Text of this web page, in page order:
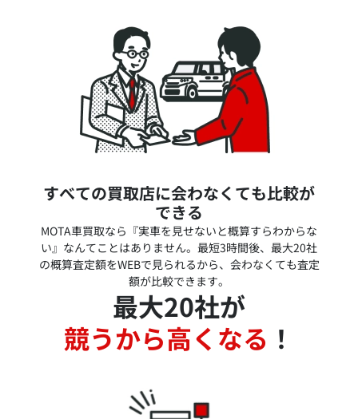
すべての買取店に会わなくても比較が
できる
MOTA車買取なら『実車を見せないと概算すらわからな
い』なんてことはありません。最短3時間後、最大20社
の概算査定額をWEBで見られるから、会わなくても査定
額が比較できます。
最大20社が
競うから高くなる ！